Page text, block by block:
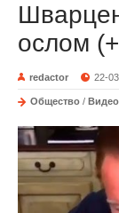
ослом
redactor 22-
Общество /